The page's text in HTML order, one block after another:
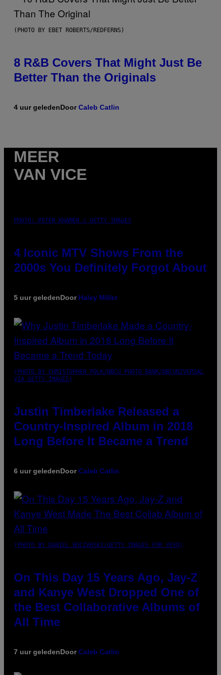
(PHOTO BY EBET ROBERTS/REDFERNS)
8 R&B Covers That Might Just Be
Better Than the Originals
4 uur geledenDoorCaleb Catlin
MEER
VAN VICE
PHOTO: PETER KRAMER / GETTY IMAGES
4 Iconic MTV Shows From the
2000s You Definitely Forgot About
5 uur geledenDoor Haley Miller
(PHOTO BY CHRISTOPHER POLK/NBCU PHOTO BANK/NBCUNIVERSAL
VIA GETTY IMAGES)
Justin Timberlake Released a
Country-Inspired Album in 2018
Long Before It Became a Trend
6 uur geledenDoorCaleb Catlin
(PHOTO BY DANIEL BOCZARSKI/GETTY IMAGES FOR VEVO)
On This Day 15 Years Ago, Jay-Z
and Kanye West Dropped One of
the Best Collaborative Albums of
All Time
7 uur geledenDoorCaleb Catlin